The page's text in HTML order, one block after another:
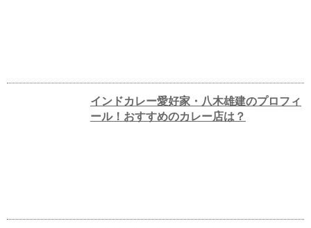
インドカレー愛好家・八木雄建のプロフィ
ール！おすすめのカレー店は？